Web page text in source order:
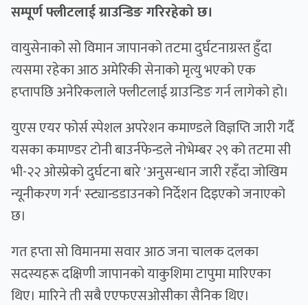
सम्पूर्ण फ्लीटलाई ग्राउन्डिङ गरिरहेको छ।
वायुसेनाको सो विमान जापानको तटमा दुर्घटनाग्रस्त हुँदा
त्यसमा रहेका आठ अमेरिकी सेनाको मृत्यु भएको एक
हप्तापछि अनेरिकलाले फ्लीटलाई ग्राउन्डिङ गर्न लागेको हो।
युएस एयर फोर्स स्पेशल अपरेशन कमाण्डले विज्ञप्ति जारी गर्दै
यसका कमाण्डर टोनी बाउर्नफेन्डले नोभेम्बर २९ को तटमा सी
भी-२२ ओस्प्रेको दुर्घटना बारे 'अनुसन्धान जारी रहँदा जोखिम
न्यूनीकरण गर्न' स्ट्यान्डडाउनको निर्देशन दिइएको जनाएको
छ।
गत हप्ता सो विमानमा सवार आठ जना चालक दलका
सदस्यहरू दक्षिणी जापानको याकुशिमा टापुमा मारिएका
थिए। मारिने ती सबै एएफएसओसीका सैनिक थिए।